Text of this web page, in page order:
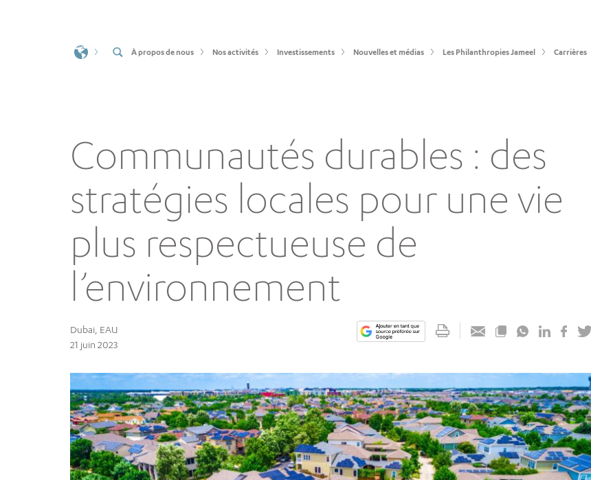
À propos de nous Nos activités Investissements Nouvelles et médias Les Philanthropies Jameel Carrières
Communautés durables : des
stratégies locales pour une vie
plus respectueuse de
l’environnement
Dubai, EAU
21 juin 2023